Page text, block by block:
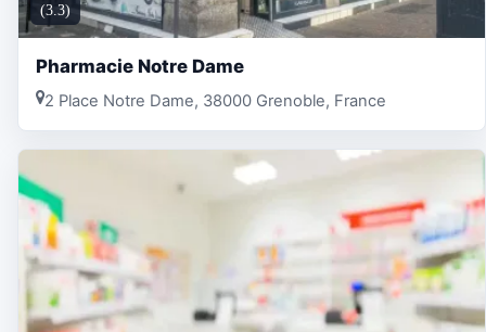
(3.3)
Pharmacie Notre Dame
2 Place Notre Dame, 38000 Grenoble, France